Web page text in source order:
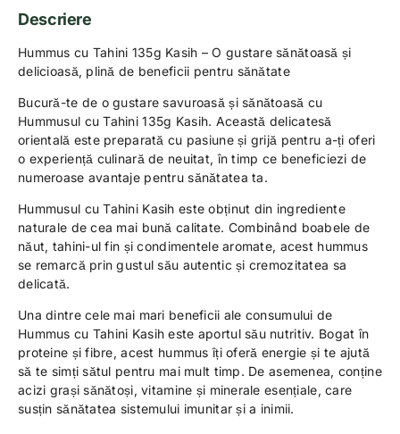
Descriere
Hummus cu Tahini 135g Kasih – O gustare sănătoasă și
delicioasă, plină de beneficii pentru sănătate
Bucură-te de o gustare savuroasă și sănătoasă cu
Hummusul cu Tahini 135g Kasih. Această delicatesă
orientală este preparată cu pasiune și grijă pentru a-ți oferi
o experiență culinară de neuitat, în timp ce beneficiezi de
numeroase avantaje pentru sănătatea ta.
Hummusul cu Tahini Kasih este obținut din ingrediente
naturale de cea mai bună calitate. Combinând boabele de
năut, tahini-ul fin și condimentele aromate, acest hummus
se remarcă prin gustul său autentic și cremozitatea sa
delicată.
Una dintre cele mai mari beneficii ale consumului de
Hummus cu Tahini Kasih este aportul său nutritiv. Bogat în
proteine și fibre, acest hummus îți oferă energie și te ajută
să te simți sătul pentru mai mult timp. De asemenea, conține
acizi grași sănătoși, vitamine și minerale esențiale, care
susțin sănătatea sistemului imunitar și a inimii.